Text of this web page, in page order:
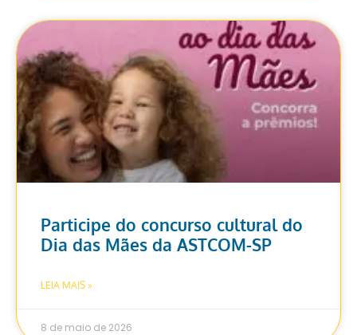
Participe do concurso cultural do
Dia das Mães da ASTCOM-SP
LEIA MAIS »
8 de maio de 2026